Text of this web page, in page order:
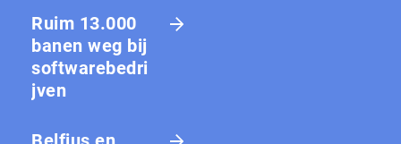
Ruim 13.000
banen weg bij
softwarebedri
jven